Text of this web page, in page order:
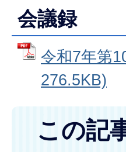
会議録
令和7年第
276.5KB)
この記